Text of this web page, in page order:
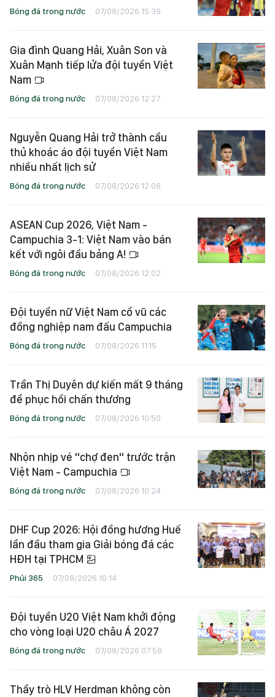
Bóng đá trong nước 07/08/2026 15:39
Gia đình Quang Hải, Xuân Son và
Xuân Mạnh tiếp lửa đội tuyển Việt
Nam
Bóng đá trong nước 07/08/2026 12:27
Nguyễn Quang Hải trở thành cầu
thủ khoác áo đội tuyển Việt Nam
nhiều nhất lịch sử
Bóng đá trong nước 07/08/2026 12:06
ASEAN Cup 2026, Việt Nam -
Campuchia 3-1: Việt Nam vào bán
kết với ngôi đầu bảng A!
Bóng đá trong nước 07/08/2026 12:02
Đội tuyển nữ Việt Nam cổ vũ các
đồng nghiệp nam đấu Campuchia
Bóng đá trong nước 07/08/2026 11:15
Trần Thị Duyên dự kiến mất 9 tháng
để phục hồi chấn thương
Bóng đá trong nước 07/08/2026 10:50
Nhộn nhịp vé "chợ đen" trước trận
Việt Nam - Campuchia
Bóng đá trong nước 07/08/2026 10:24
DHF Cup 2026: Hội đồng hương Huế
lần đầu tham gia Giải bóng đá các
HĐH tại TPHCM
Phủi 365 07/08/2026 10:14
Đội tuyển U20 Việt Nam khởi động
cho vòng loại U20 châu Á 2027
Bóng đá trong nước 07/08/2026 07:59
Thầy trò HLV Herdman không còn